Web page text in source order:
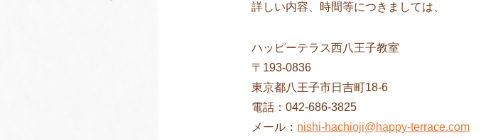
詳しい内容、時間等につきましては、
ハッピーテラス西八王子教室
〒193-0836
東京都八王子市日吉町18-6
電話：042-686-3825
メール： nishi-hachioji@happy-terrace.com